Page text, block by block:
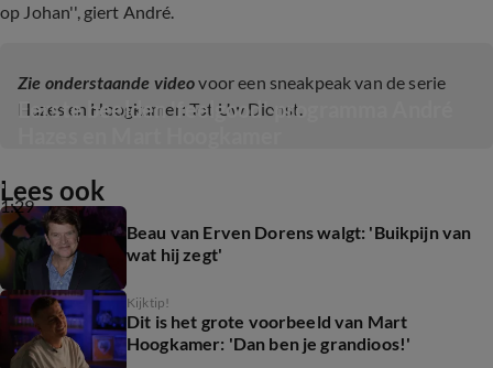
op Johan'', giert André.
Zie onderstaande videovoor een sneakpeak van de serie
Hazes en Hoogkamer: Tot Uw Dienst.
1:29
Eerste beelden 'feelgood'-programma André
Lees ook
Beau van Erven Dorens walgt: 'Buikpijn van
wat hij zegt'
Kijktip!
Dit is het grote voorbeeld van Mart
Hoogkamer: 'Dan ben je grandioos!'